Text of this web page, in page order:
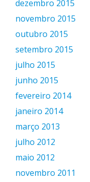
dezembro 2015
novembro 2015
outubro 2015
setembro 2015
julho 2015
junho 2015
fevereiro 2014
janeiro 2014
março 2013
julho 2012
maio 2012
novembro 2011